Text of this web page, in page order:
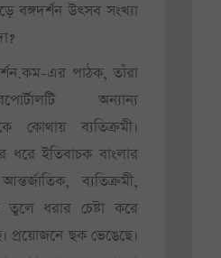
বঙ্গদর্শন উৎসব সংখ্যা
এর পাঠক, তাঁরা
অন্যান্য
কোথায় ব্যতিক্রমী।
ধরে ইতিবাচক বাংলার
ব্যতিক্রমী,
তুলে ধরার চেষ্টা করে
প্রয়োজনে ছক ভেঙেছে।